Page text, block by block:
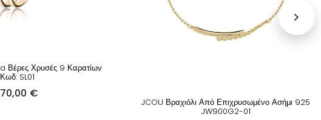
Χρυσές 9 Καρατίων
Κωδ: SL01
€
JCOU Βραχιόλι Από Επιχρυσωμένο Ασήμι 925
JW900G2-01